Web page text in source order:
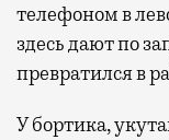
телефоном в
здесь дают по
превратился в
У бортика,